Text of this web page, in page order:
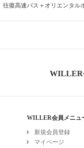
復高速バス＋オリエンタル
WILLER
WILLER会員メニュ
新規会員登録
マイページ